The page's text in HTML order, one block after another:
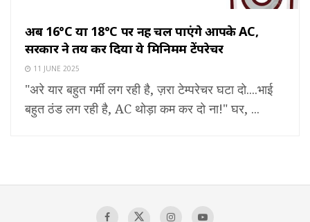
अब 16°C या 18°C पर नहीं चल पाएंगे आपके AC,
सरकार ने तय कर दिया ये मिनिमम टेंपरेचर
11 JUNE 2025
"अरे यार बहुत गर्मी लग रही है, ज़रा टेम्परेचर घटा दो....भाई
बहुत ठंड लग रही है, AC थोड़ा कम कर दो ना!" घर, ...